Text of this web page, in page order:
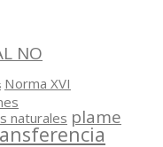
NO
Norma XVI
naturales plame